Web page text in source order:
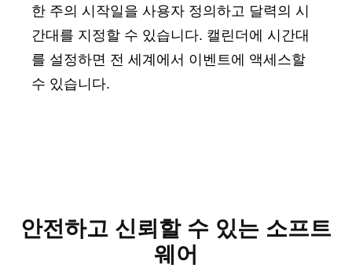
한 주의 시작일을 사용자 정의하고 달력의 시
간대를 지정할 수 있습니다. 캘린더에 시간대
를 설정하면 전 세계에서 이벤트에 액세스할
수 있습니다.
안전하고 신뢰할 수 있는 소프트
웨어